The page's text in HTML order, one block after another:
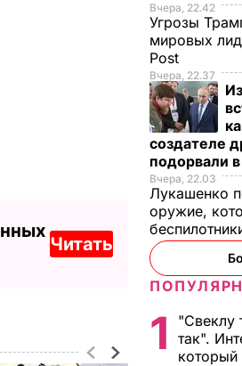
Читать
Вчера, 22.42
Угрозы
мировых
Post
Вчера, 22.37
создателе
подорвали
Вчера, 22.03
Лукашенко
оружие,
1
"Свеклу
так".